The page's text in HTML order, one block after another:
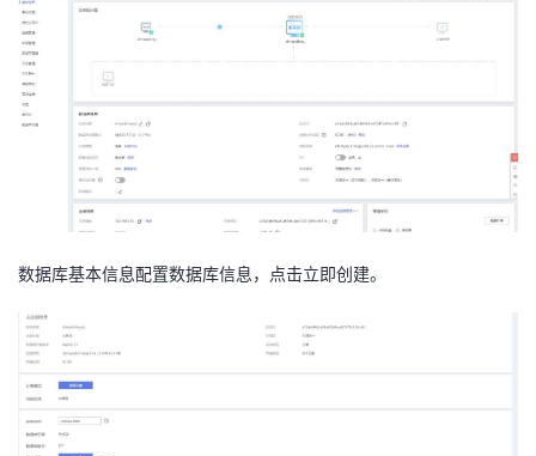
数据库基本信息配置数据库信息，点击立即创建。